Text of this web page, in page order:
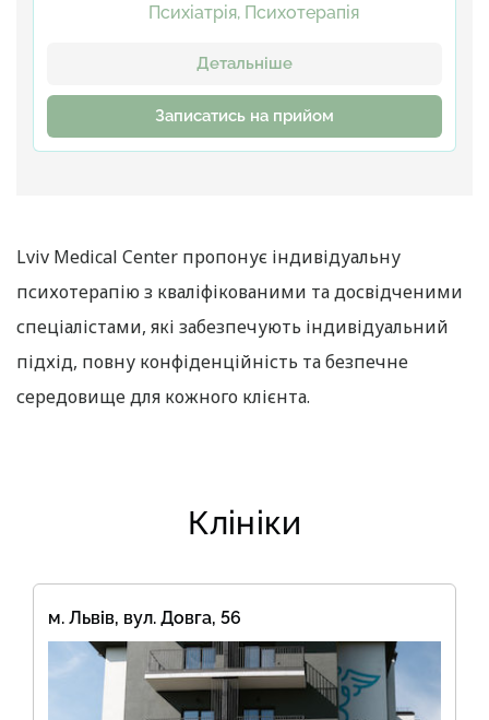
Психіатрія, Психотерапія
Детальніше
Записатись на прийом
Lviv Medical Center пропонує індивідуальну
психотерапію з кваліфікованими та досвідченими
спеціалістами, які забезпечують індивідуальний
підхід, повну конфіденційність та безпечне
середовище для кожного клієнта.
Клініки
м. Львів, вул. Довга, 56